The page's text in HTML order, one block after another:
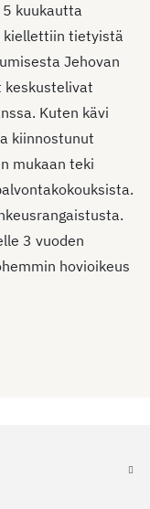
kuukautta
kiellettiin tietyistä
Jehovan
keskustelivat
Kuten kävi
kiinnostunut
mukaan teki
3 vuoden
hovioikeus